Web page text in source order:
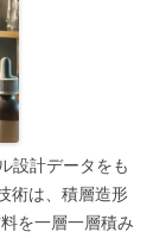
設計データをも
術は、積層造形
を一層一層積み